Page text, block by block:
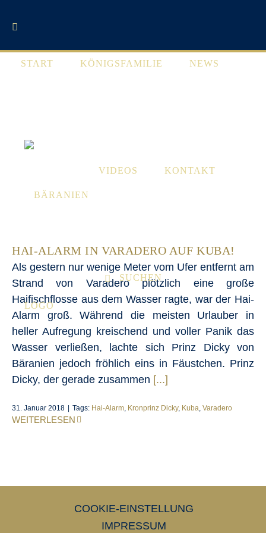
Inhalt
START KÖNIGSFAMILIE NEWS
VIDEOS KONTAKT
SUCHEN
HAI-ALARM IN VARADERO AUF KUBA!
Als gestern nur wenige Meter vom Ufer entfernt am
Strand von Varadero plötzlich eine große
Haifischflosse aus dem Wasser ragte, war der Hai-
Alarm groß. Während die meisten Urlauber in
heller Aufregung kreischend und voller Panik das
Wasser verließen, lachte sich Prinz Dicky von
Bäranien jedoch fröhlich eins in Fäustchen. Prinz
Dicky, der gerade zusammen [...]
31. Januar 2018 | Tags: Hai-Alarm Kronprinz Dicky, Kuba Varadero
WEITERLESEN
COOKIE-EINSTELLUNG
IMPRESSUM